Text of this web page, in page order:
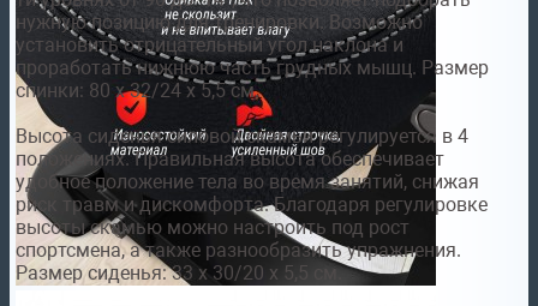
нужную позицию для тренировки. Возможно
установить отрицательный угол наклона и
проработать нижнюю часть грудных мышц. Размер
спинки: 80 х 32/24 х 5,5 см.
Высота сиденья силовой скамьи регулируется в 4
положениях. Правильная высота обеспечивает
удобное положение тела во время занятий, снижая
риск травм и дискомфорта. Благодаря регулировке
высоты скамью можно настроить под рост
спортсмена, а также разнообразить упражнения.
Размер сиденья: 33 х 30/20 х 5,5 см.